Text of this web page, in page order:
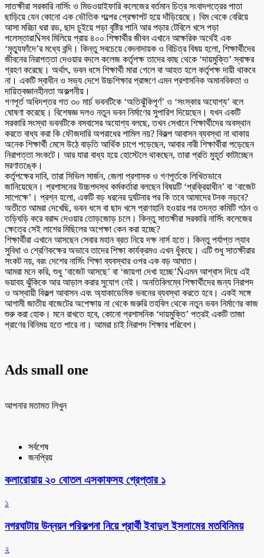
সাতক্ষীরা সরকারি নার্সিং ও মিডওয়াইফারি কলেজের বর্তমান চিত্র সংবাদপত্রের পাতা
ছাড়িয়ে যেন কোনো এক ভৌতিক গল্পের প্রেক্ষাপট হয়ে দাঁড়িয়েছে। বিম থেকে বেরিয়ে
আসা মরিচা ধরা রড, ছাদ চুইয়ে পড়া বৃষ্টির পানি আর পড়ার টেবিলে খসে পড়া
পলেস্তারাÑসব মিলিয়ে প্রায় ৪০০ শিক্ষার্থীর জীবন এখানে আক্ষরিক অর্থেই এক
‘মৃত্যুফাঁদে’র মধ্যে বন্দি। কিন্তু সবচেয়ে বেদনাদায়ক ও বিচিত্র বিষয় হলো, শিক্ষার্থীদের
জীবনের নিরাপত্তা দেওয়ার বদলে কলেজ কর্তৃপক্ষ তাদের কাছ থেকে ‘দায়মুক্তি’ স্বাক্ষর
গ্রহণ করেছে। অর্থাৎ, ভবন ধসে শিক্ষার্থী মারা গেলে বা আহত হলে কর্তৃপক্ষ দায়ী থাকবে
না। একটি স্বাধীন ও সভ্য দেশে উচ্চশিক্ষার প্রাঙ্গণে এমন প্রশাসনিক অমানবিকতা ও
দায়িত্বজ্ঞানহীনতা অকল্পনীয়।
গণপূর্ত অধিদপ্তর গত ৩০ মার্চ ভবনটিকে ‘অতিঝুঁকিপূর্ণ’ ও ‘সংস্কার অযোগ্য’ বলে
ঘোষণা করেছে। বিশেষজ্ঞ দলও নতুন ভবন নির্মাণের সুপারিশ দিয়েছেন। যখন একটি
সরকারি সংস্থা ভবনটিকে বসবাসের অযোগ্য বলছে, তখন সেখানে শিক্ষার্থীদের অবস্থান
করতে বাধ্য করা কি ফৌজদারি অপরাধের শামিল নয়? বিকল্প আবাসন ব্যবস্থা না থাকায়
অনেক শিক্ষার্থী মেসে উঠে বাড়তি আর্থিক চাপে পড়েছেন, আবার নারী শিক্ষার্থীরা পড়েছেন
নিরাপত্তা সংকটে। আর যারা বাধ্য হয়ে হোস্টেলে থাকছেন, তারা প্রতি মুহূর্ত কাটাচ্ছেন
মরণাতঙ্কে।
কর্তৃপক্ষের দাবি, তারা সিভিল সার্জন, জেলা প্রশাসক ও গণপূর্তকে লিখিতভাবে
জানিয়েছেন। প্রশাসনের উচ্চপদস্থ কর্মকর্তারা বলছেন বিষয়টি ‘প্রক্রিয়াধীন’ বা ‘বাজেট
সাপেক্ষে’। প্রশ্ন হলো, একটি বড় ধরনের দুর্ঘটনার পর কি তবে আমাদের টনক নড়বে?
অতীতে আমরা দেখেছি, ভবন ধসে বা ছাদ খসে প্রাণহানি হওয়ার পর তদন্ত কমিটি গঠন ও
তড়িঘড়ি করে বরাদ্দ দেওয়ার তোড়জোড় চলে। কিন্তু সাতক্ষীরা সরকারি নার্সিং কলেজের
ক্ষেত্রে সেই লাশের মিছিলের অপেক্ষা কেন করা হচ্ছে?
শিক্ষার্থীরা এখানে আসছেন সেবার মহান ব্রত নিয়ে দক্ষ নার্স হতে। কিন্তু পর্যাপ্ত ল্যাব
সুবিধা ও শ্রেণিকক্ষের অভাবে তাদের শিক্ষা কার্যক্রমও এখন ধুঁকছে। এটি শুধু সাতক্ষীরার
সংকট নয়, বরং দেশের নার্সিং শিক্ষা ব্যবস্থার ওপর এক বড় আঘাত।
আমরা মনে করি, শুধু ‘বাজেট আসছে’ বা ‘জায়গা দেখা হচ্ছে’Ñএমন আশ্বাস দিয়ে এই
ভয়াবহ ঝুঁকিকে আর আড়াল করার সুযোগ নেই। অনতিবিলম্বে শিক্ষার্থীদের জন্য নিরাপদ
ও অস্থায়ী বিকল্প আবাসন এবং অ্যাকাডেমিক ভবনের ব্যবস্থা করতে হবে। একই সঙ্গে
আগামী জাতীয় বাজেটের অপেক্ষায় না থেকে জরুরি তহবিল থেকে নতুন ভবন নির্মাণের কাজ
শুরু করা হোক। মনে রাখতে হবে, কোনো প্রশাসনিক ‘দায়মুক্তি’ পত্রই একটি তাজা
প্রাণের বিনিময় হতে পারে না। আমরা চাই নিরাপদ শিক্ষার পরিবেশ।
Ads small one
আপনার মতামত লিখুন
সর্বশেষ
জনপ্রিয়
কলারোয়ায় ২০ বোতল এসকাফসহ গ্রেপ্তার ১
১
নগরঘাটায় উন্নয়ন পরিকল্পনা নিয়ে প্রার্থী ইবাদুল ইসলামের মতবিনিময়
২